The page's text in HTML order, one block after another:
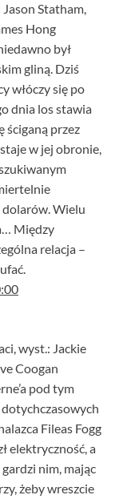
Jason Statham,
Hong
był
gliną. Dziś
włóczy się po
dnia los stawia
ściganą przez
w jej obronie,
Wielu
Między
relacja –
wyst.: Jackie
Coogan
pod tym
Fileas Fogg
elektryczność, a
nim, mając
żeby wreszcie